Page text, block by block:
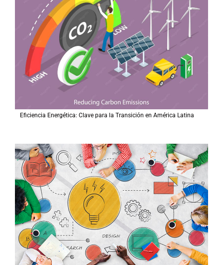
Eficiencia Energética: Clave para la Transición en América Latina